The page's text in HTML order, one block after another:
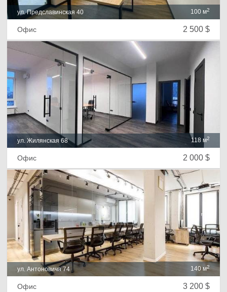
ул. Предславинская 40 100 м2
2 500 $
Офис
ул. Жилянская 68 118 м2
2 000 $
Офис
ул. Антоновича 74 140 м2
3 200 $
Офис